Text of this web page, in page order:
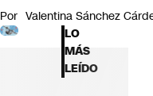
Por Valentina Sánchez
LO
MÁS
LEÍDO